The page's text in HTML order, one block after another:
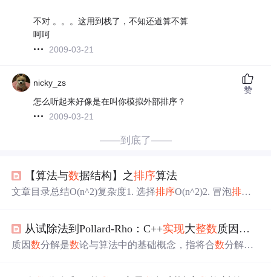
不对 。。。这用到栈了，不知还道算不算
呵呵
2009-03-21
nicky_zs
怎么听起来好像是在叫你模拟外部排序？
2009-03-21
赞
——到底了——
【算法与数据结构】之排序算法
文章目录总结O(n^2)复杂度1. 选择排序O(n^2)2. 冒泡排序
logn)3. 快速排序的两个改进(随机快排，Partition2)4. 三路快
速排序5. 归并排序 和快速排序的衍生问题求逆序对的个
从试除法到Pollard-Rho：C++实现大整数质因 数
质因数分解是数论与算法中的基础概念，指将合数分解为